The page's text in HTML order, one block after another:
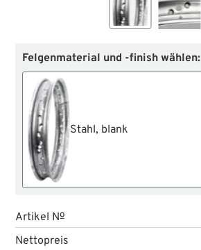
Felgenmaterial und -finish wählen:
Stahl, blank
Artikel №
Nettopreis